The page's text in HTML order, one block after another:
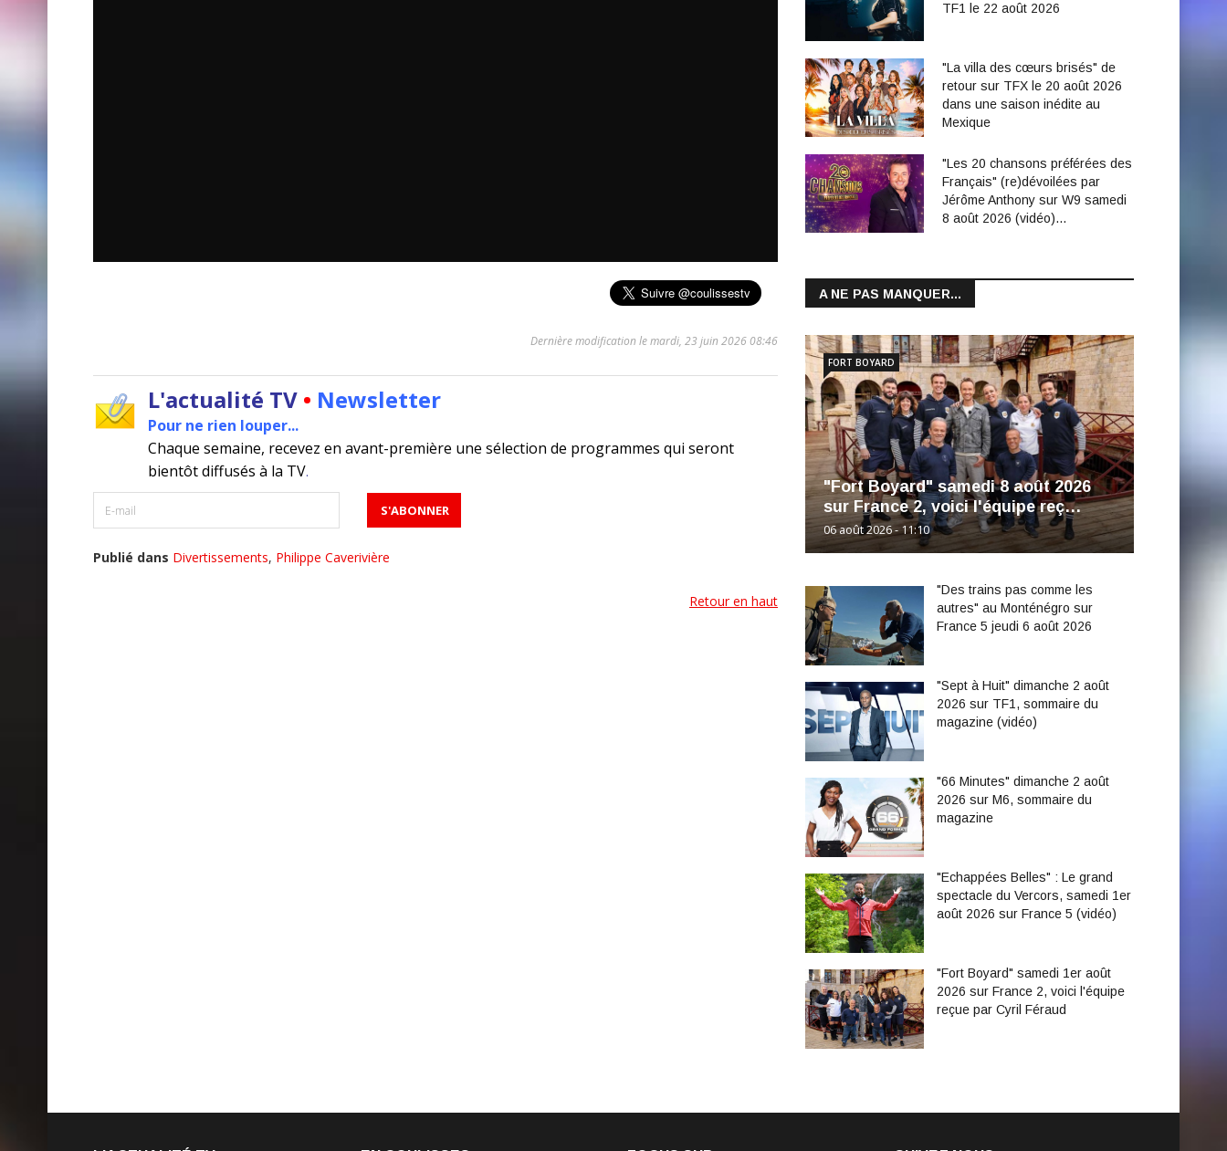
Dernière modification le mardi, 23 juin 2026 08:46
L'actualité TV • Newsletter
Pour ne rien louper...
Chaque semaine, recevez en avant-première une sélection de programmes qui seront
bientôt diffusés à la TV.
Publié dans Divertissements, Philippe Caverivière
Retour en haut
TF1 le 22 août 2026
"La villa des cœurs brisés" de
retour sur TFX le 20 août 2026
dans une saison inédite au
Mexique
"Les 20 chansons préférées des
Français" (re)dévoilées par
Jérôme Anthony sur W9 samedi
8 août 2026 (vidéo)…
A NE PAS MANQUER...
"Fort Boyard" samedi 8 août 2026
sur France 2, voici l'équipe reç…
06 août 2026 - 11:10
FORT BOYARD
"Des trains pas comme les
autres" au Monténégro sur
France 5 jeudi 6 août 2026
"Sept à Huit" dimanche 2 août
2026 sur TF1, sommaire du
magazine (vidéo)
"66 Minutes" dimanche 2 août
2026 sur M6, sommaire du
magazine
"Echappées Belles" : Le grand
spectacle du Vercors, samedi 1er
août 2026 sur France 5 (vidéo)
"Fort Boyard" samedi 1er août
2026 sur France 2, voici l'équipe
reçue par Cyril Féraud